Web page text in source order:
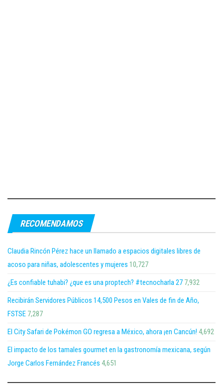
RECOMENDAMOS
Claudia Rincón Pérez hace un llamado a espacios digitales libres de
acoso para niñas, adolescentes y mujeres 10,727
¿Es confiable tuhabi? ¿que es una proptech? #tecnocharla 27 7,932
Recibirán Servidores Públicos 14,500 Pesos en Vales de fin de Año,
FSTSE 7,287
El City Safari de Pokémon GO regresa a México, ahora ¡en Cancún! 4,692
El impacto de los tamales gourmet en la gastronomía mexicana, según
Jorge Carlos Fernández Francés 4,651